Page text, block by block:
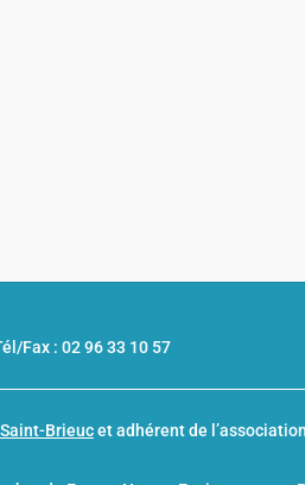
Fax : 02 96 33 10 57
Brieucet adhérent de l’association